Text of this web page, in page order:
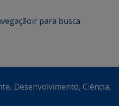
ir para busca
Desenvolvimento, Ciência,